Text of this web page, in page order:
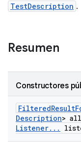
TestDescription .
Resumen
Constructores
FilteredResult
Description>
Listener. . .